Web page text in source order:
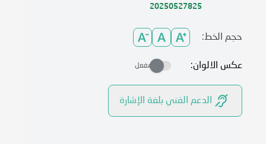
20250527825
حجم الخط:
عكس الالوان: مفعل
الدعم الفني بلغة الإشارة